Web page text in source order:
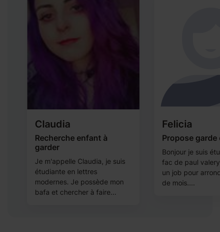
Claudia
Recherche enfant à
garder
Je m'appelle Claudia, je suis
étudiante en lettres
modernes. Je possède mon
bafa et chercher à faire...
Felicia
Propose garde
Bonjour je suis
fac de paul
un job pour
de mois....